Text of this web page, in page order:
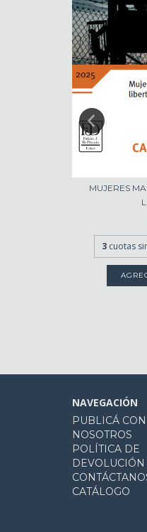
MUJERES
3 cuotas
NAVEGACIÓN
PUBLICÁ CON
NOSOTROS
POLÍTICA DE
DEVOLUCIÓN
CATÁLOGO